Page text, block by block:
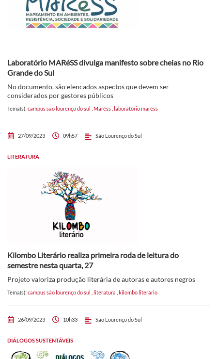
Laboratório MARéSS divulga manifesto sobre cheias no Rio
Grande do Sul
No documento, são elencados aspectos que devem ser
considerados por gestores públicos
Tema(s): campus são lourenço do sul Maréss laboratório maréss
27/09/2023 09h57 São Lourenço do Sul
LITERATURA
Kilombo Literário realiza primeira roda de leitura do
semestre nesta quarta, 27
Projeto valoriza produção literária de autoras e autores negros
Tema(s): campus são lourenço do sul literatura kilombo literário
26/09/2023 10h33 São Lourenço do Sul
DIÁLOGOS SUSTENTÁVEIS